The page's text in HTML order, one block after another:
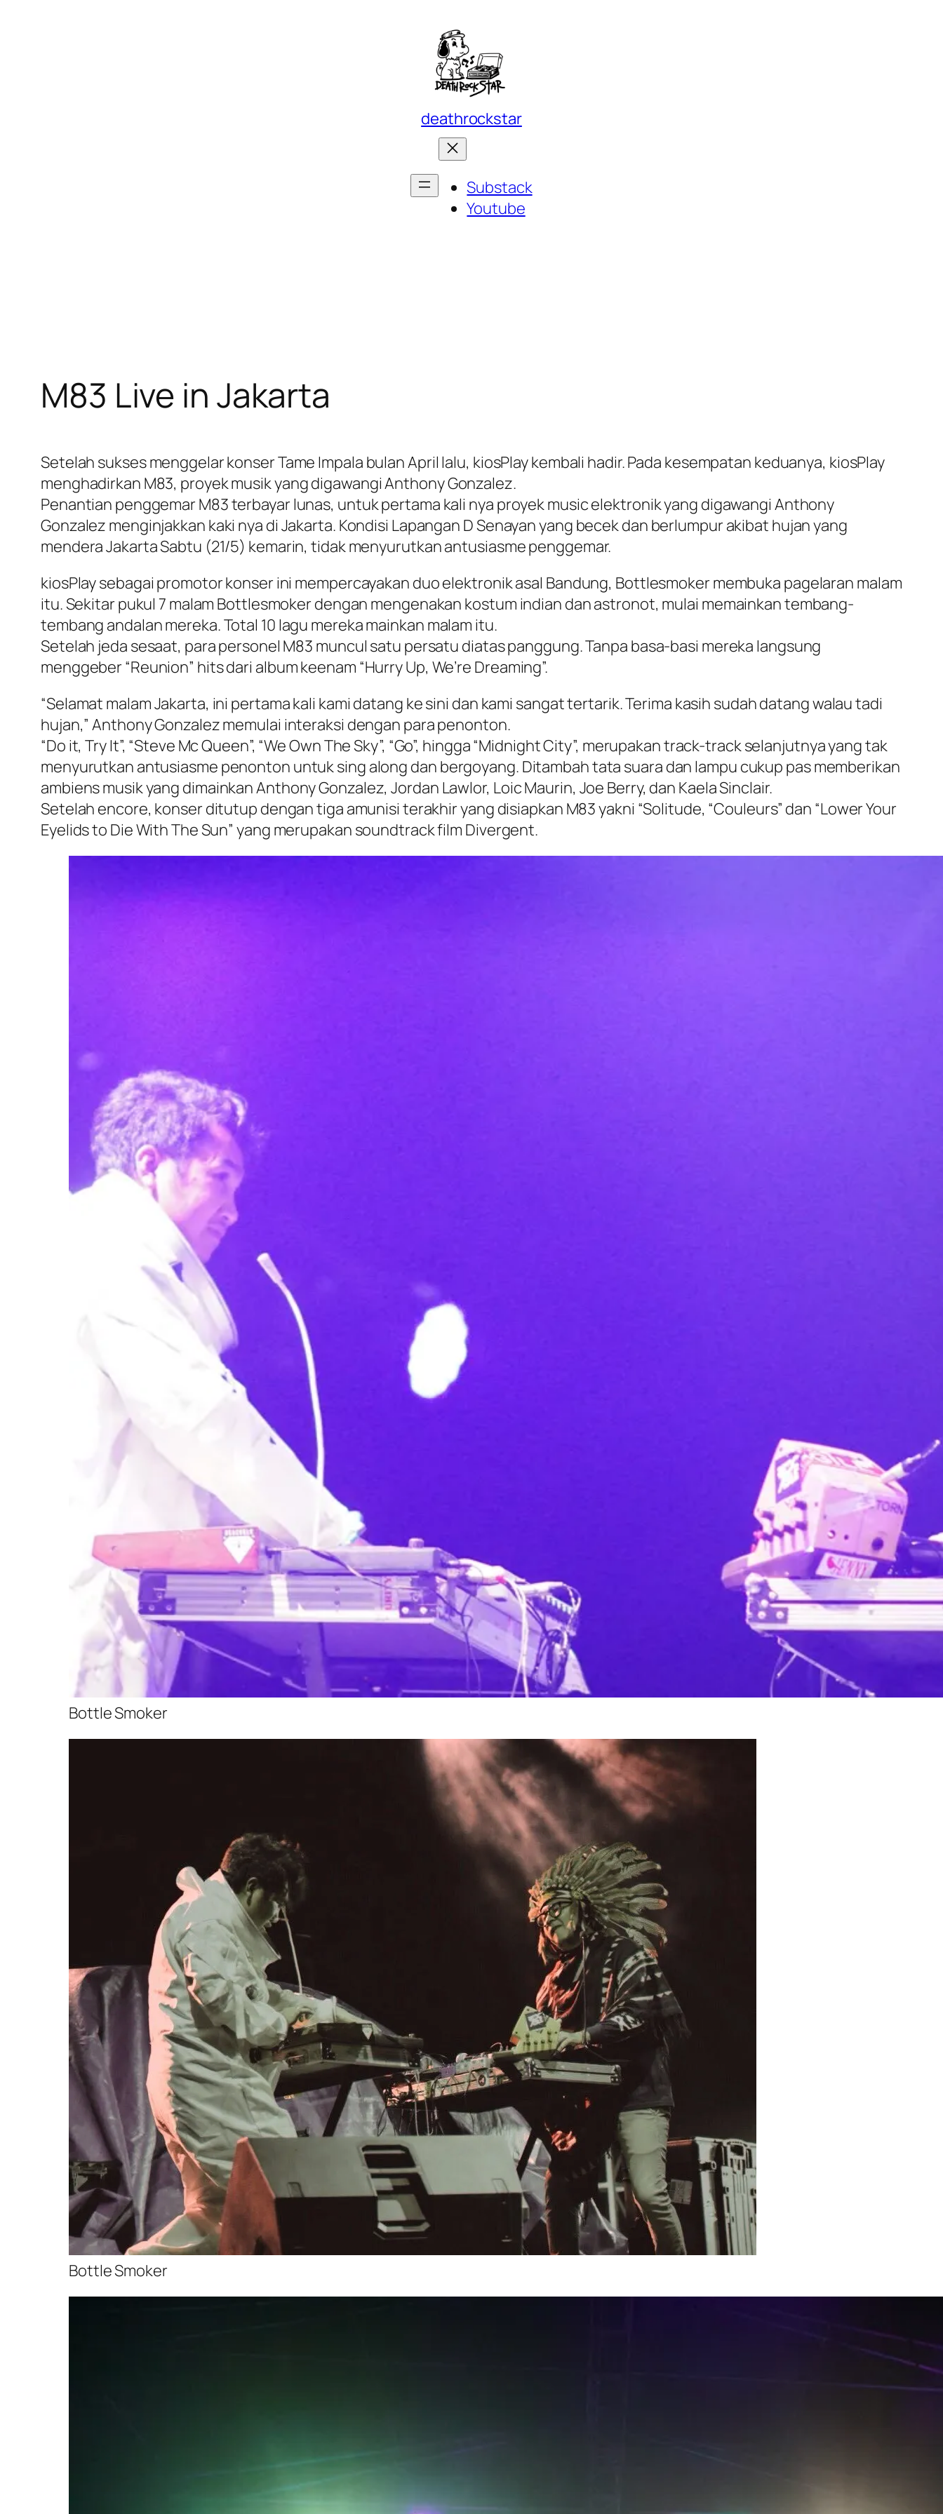
deathrockstar
Substack
Youtube
M83 Live in Jakarta
Setelah sukses menggelar konser Tame Impala bulan April lalu, kiosPlay kembali hadir. Pada kesempatan keduanya, kiosPlay
menghadirkan M83, proyek musik yang digawangi Anthony Gonzalez.
Penantian penggemar M83 terbayar lunas, untuk pertama kali nya proyek music elektronik yang digawangi Anthony
Gonzalez menginjakkan kaki nya di Jakarta. Kondisi Lapangan D Senayan yang becek dan berlumpur akibat hujan yang
mendera Jakarta Sabtu (21/5) kemarin, tidak menyurutkan antusiasme penggemar.
kiosPlay sebagai promotor konser ini mempercayakan duo elektronik asal Bandung, Bottlesmoker membuka pagelaran malam
itu. Sekitar pukul 7 malam Bottlesmoker dengan mengenakan kostum indian dan astronot, mulai memainkan tembang-
tembang andalan mereka. Total 10 lagu mereka mainkan malam itu.
Setelah jeda sesaat, para personel M83 muncul satu persatu diatas panggung. Tanpa basa-basi mereka langsung
menggeber “Reunion” hits dari album keenam “Hurry Up, We’re Dreaming”.
“Selamat malam Jakarta, ini pertama kali kami datang ke sini dan kami sangat tertarik. Terima kasih sudah datang walau tadi
hujan,” Anthony Gonzalez memulai interaksi dengan para penonton.
“Do it, Try It”, “Steve Mc Queen”, “We Own The Sky”, “Go”, hingga “Midnight City”, merupakan track-track selanjutnya yang tak
menyurutkan antusiasme penonton untuk sing along dan bergoyang. Ditambah tata suara dan lampu cukup pas memberikan
ambiens musik yang dimainkan Anthony Gonzalez, Jordan Lawlor, Loic Maurin, Joe Berry, dan Kaela Sinclair.
Setelah encore, konser ditutup dengan tiga amunisi terakhir yang disiapkan M83 yakni “Solitude, “Couleurs” dan “Lower Your
Eyelids to Die With The Sun” yang merupakan soundtrack film Divergent.
Bottle Smoker
Bottle Smoker